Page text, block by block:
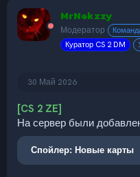
MrNekzzy
Модератор
Куратор CS 2 DM
30 Май 2026
[CS 2 ZE]
На сервер были
Спойлер: Новые карты